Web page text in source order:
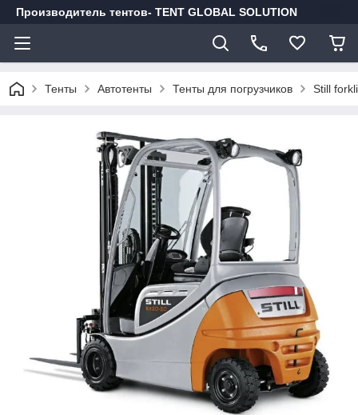
Производитель тентов- TENT GLOBAL SOLUTION
Тенты Автотенты Тенты для погрузчиков Still